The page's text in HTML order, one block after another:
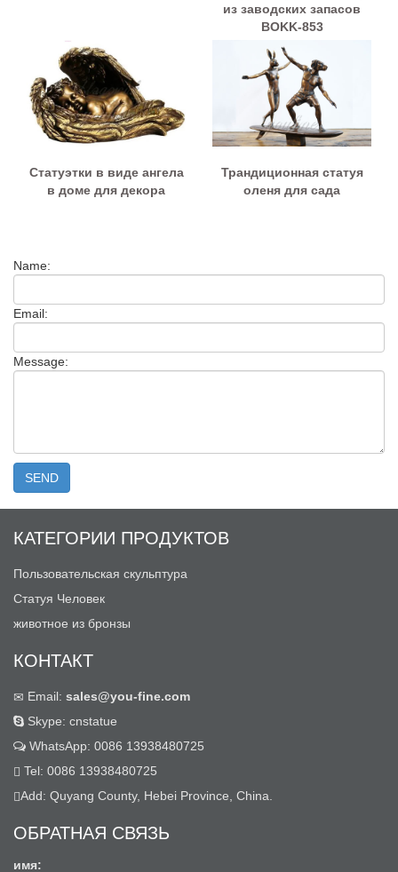
из заводских запасов
BOKK-853
Статуэтки в виде ангела
в доме для декора
Трандиционная статуя
оленя для сада
Name:
Email:
Message:
КАТЕГОРИИ ПРОДУКТОВ
Пользовательская скульптура
Статуя Человек
животное из бронзы
КОНТАКТ
Email: sales@you-fine.com
Skype: cnstatue
WhatsApp: 0086 13938480725
Tel: 0086 13938480725
Add: Quyang County, Hebei Province, China.
ОБРАТНАЯ СВЯЗЬ
имя: